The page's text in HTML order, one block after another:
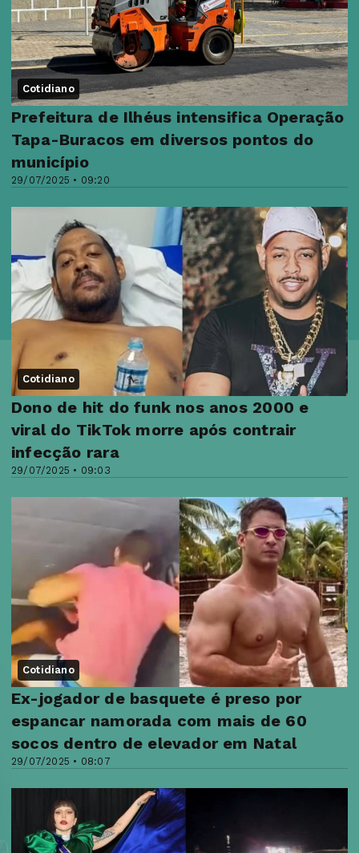
Cotidiano
29/07/2025 • 09:20
Prefeitura de Ilhéus intensifica Operação
Tapa-Buracos em diversos pontos do
município
Cotidiano
29/07/2025 • 09:03
Dono de hit do funk nos anos 2000 e
viral do TikTok morre após contrair
infecção rara
Cotidiano
29/07/2025 • 08:07
Ex-jogador de basquete é preso por
espancar namorada com mais de 60
socos dentro de elevador em Natal